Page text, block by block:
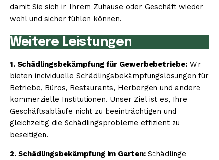
damit Sie sich in Ihrem Zuhause oder Geschäft wieder
wohl und sicher fühlen können.
Weitere Leistungen
1. Schädlingsbekämpfung für Gewerbebetriebe: Wir
bieten individuelle Schädlingsbekämpfungslösungen für
Betriebe, Büros, Restaurants, Herbergen und andere
kommerzielle Institutionen. Unser Ziel ist es, Ihre
Geschäftsabläufe nicht zu beeinträchtigen und
gleichzeitig die Schädlingsprobleme effizient zu
beseitigen.
2. Schädlingsbekämpfung im Garten: Schädlinge